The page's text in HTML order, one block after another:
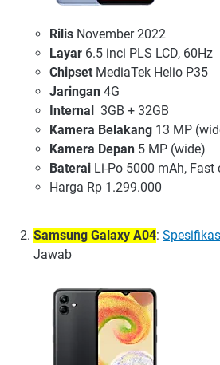
Rilis November 2022
Layar 6.5 inci PLS LCD, 60Hz
Chipset MediaTek Helio P35
Jaringan 4G
Internal
3GB + 32GB
Kamera Belakang 13 MP
Kamera Depan 5 MP (wide)
Baterai Li-Po 5000 mAh, Fast
Harga Rp 1.299.000
Samsung Galaxy A04:
Jawab